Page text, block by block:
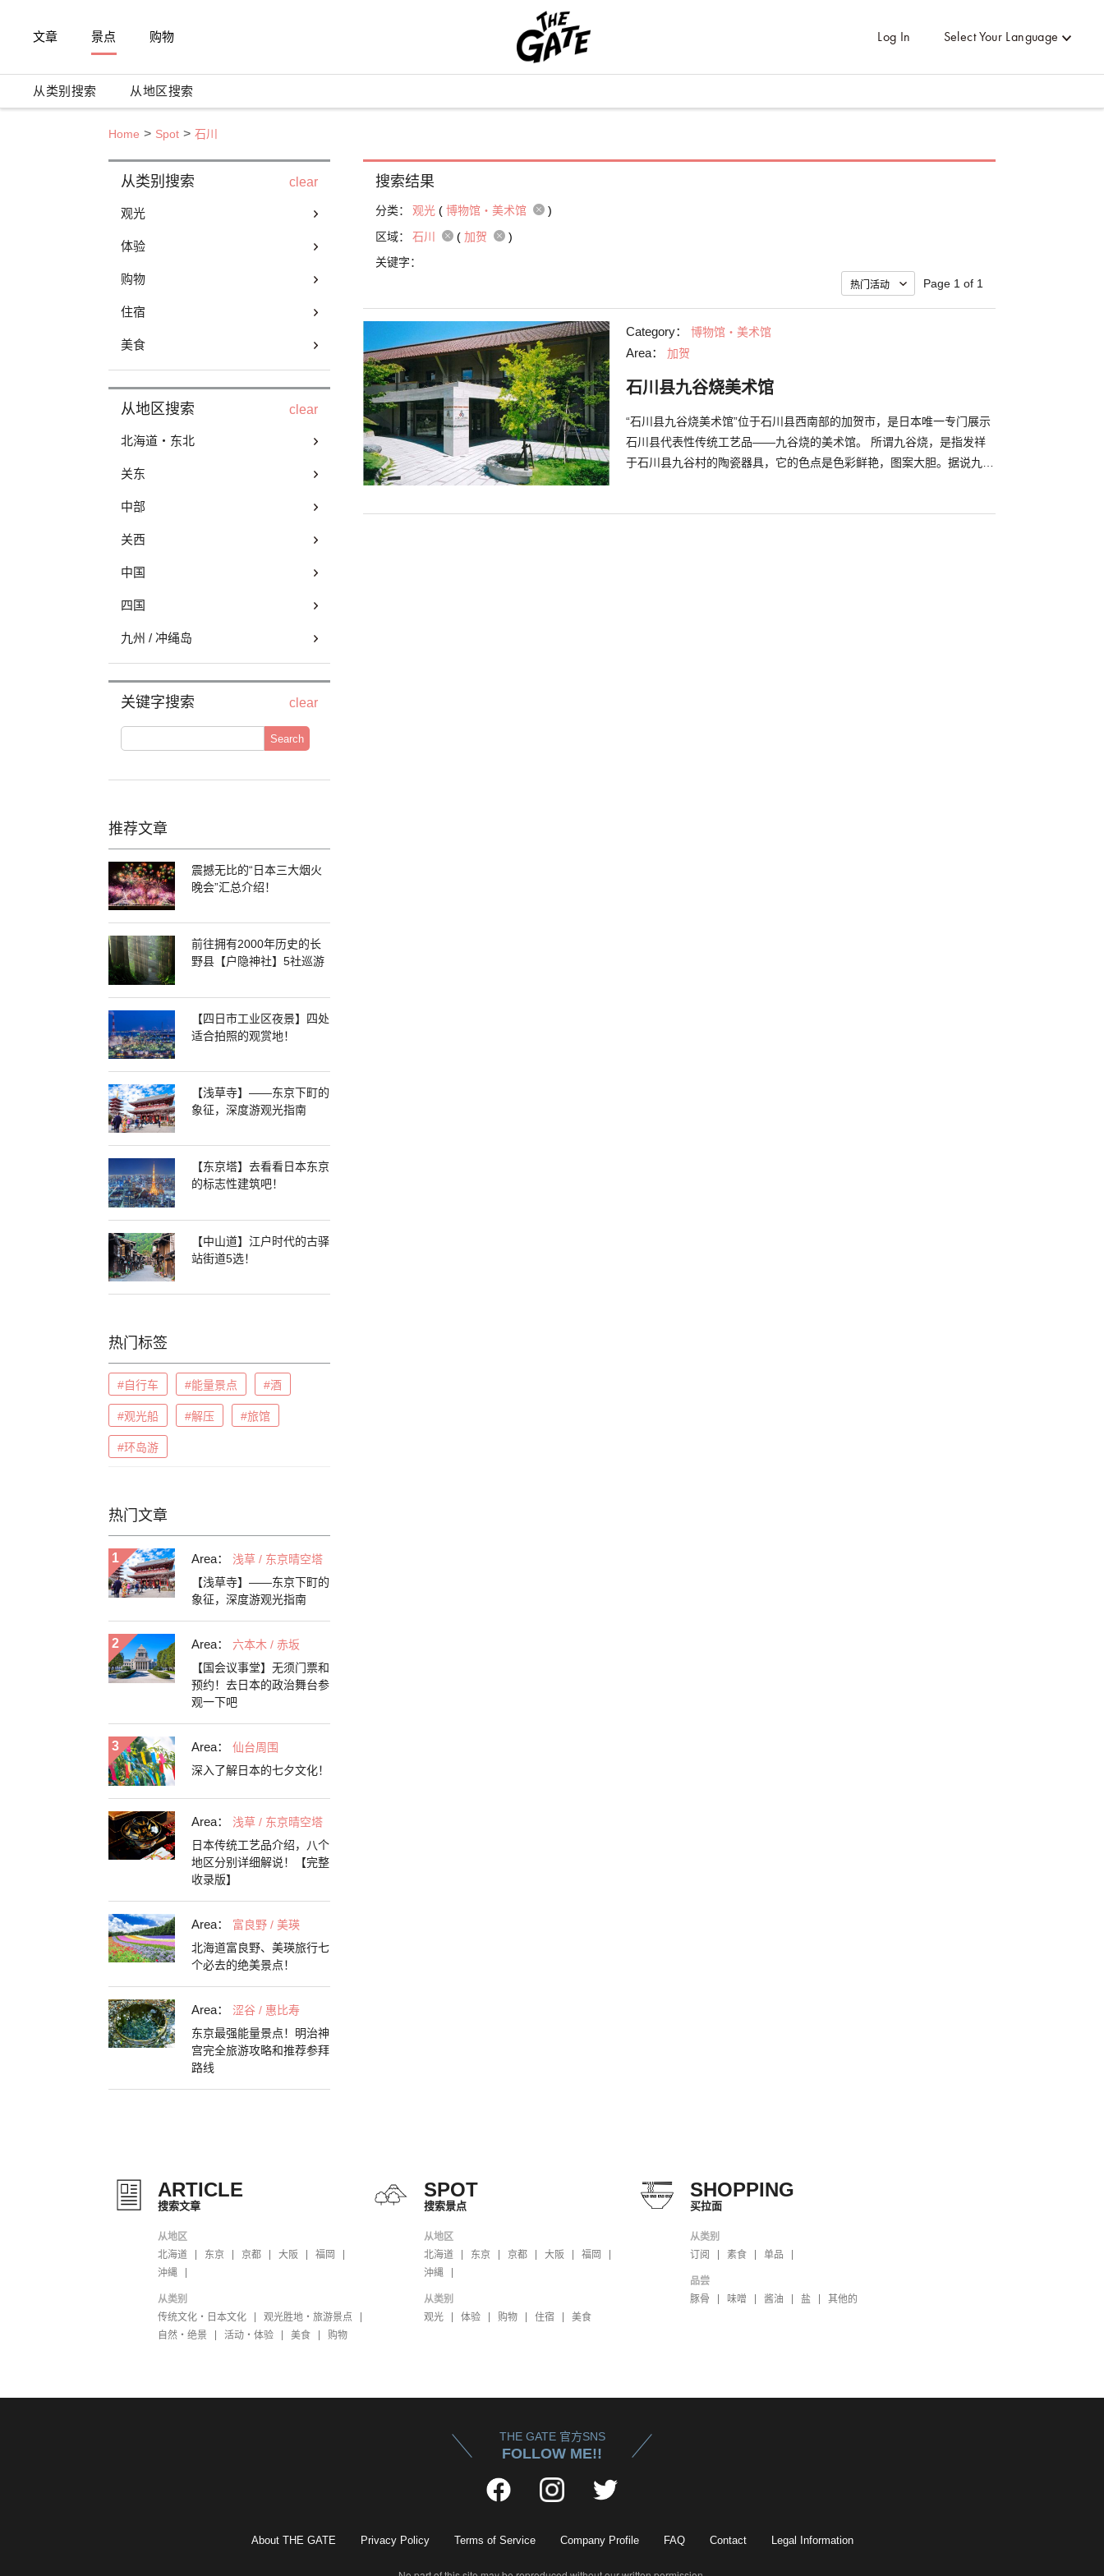
文章 景点 购物 Log In Select Your Language
从类别搜索 从地区搜索
Home Spot 石川
从类别搜索 clear
观光
体验
购物
住宿
美食
从地区搜索 clear
北海道・东北
关东
中部
关西
中国
四国
九州 / 冲绳岛
关键字搜索 clear
Search
推荐文章
震撼无比的“日本三大烟火
晚会”汇总介绍！
前往拥有2000年历史的长
野县【户隐神社】5社巡游
【四日市工业区夜景】四处
适合拍照的观赏地！
【浅草寺】——东京下町的
象征，深度游观光指南
【东京塔】去看看日本东京
的标志性建筑吧！
【中山道】江户时代的古驿
站街道5选！
热门标签
#自行车 #能量景点 #酒
#观光船 #解压 #旅馆
#环岛游
热门文章
Area：
浅草 / 东京晴空塔
【浅草寺】——东京下町的
象征，深度游观光指南
Area：
六本木 / 赤坂
【国会议事堂】无须门票和
预约！去日本的政治舞台参
观一下吧
Area：
仙台周围
深入了解日本的七夕文化！
Area：
浅草 / 东京晴空塔
日本传统工艺品介绍，八个
地区分别详细解说！【完整
收录版】
Area：
富良野 / 美瑛
北海道富良野、美瑛旅行七
个必去的绝美景点！
Area：
涩谷 / 惠比寿
东京最强能量景点！明治神
宫完全旅游攻略和推荐参拜
路线
搜索结果
分类： 观光 ( 博物馆・美术馆
)
区域：
石川 ( 加贺
)
关键字：
Page 1 of 1
Category： 博物馆・美术馆
Area： 加贺
石川县九谷烧美术馆
“石川县九谷烧美术馆”位于石川县西南部的加贺市，是日本唯一专门展示
石川县代表性传统工艺品——九谷烧的美术馆。 所谓九谷烧，是指发祥
于石川县九谷村的陶瓷器具，它的色点是色彩鲜艳，图案大胆。据说九谷
ARTICLE
搜索文章
从地区
北海道
东京 京都 大阪
福岡
沖縄
从类别
传统文化・日本文化
观光胜地・旅游景点
自然・绝景
活动・体验 美食 购物
SPOT
搜索景点
从地区
北海道
东京 京都 大阪
福岡
沖縄
从类别
观光
体验 购物 住宿 美食
SHOPPING
买拉面
从类别
订阅
素食 单品
品尝
豚骨
味噌 酱油 盐 其他的
THE GATE 官方SNS
FOLLOW ME!!
About THE GATE Privacy Policy Terms of Service Company Profile FAQ Contact Legal Information